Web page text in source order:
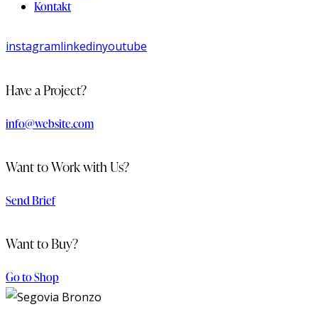
Kontakt
instagramlinkedinyoutube
Have a Project?
info@website.com
Want to Work with Us?
Send Brief
Want to Buy?
Go to Shop